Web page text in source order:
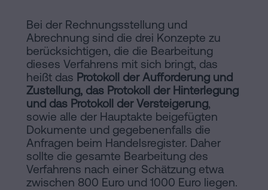
Bei der Rechnungsstellung und
Abrechnung sind die drei Konzepte zu
berücksichtigen, die die Bearbeitung
dieses Verfahrens mit sich bringt, das
heißt das Protokoll der Aufforderung und
Zustellung, das Protokoll der Hinterlegung
und das Protokoll der Versteigerung,
sowie alle der Hauptakte beigefügten
Dokumente und gegebenenfalls die
Anfragen beim Handelsregister. Daher
sollte die gesamte Bearbeitung des
Verfahrens nach einer Schätzung etwa
zwischen 800 Euro und 1000 Euro liegen.